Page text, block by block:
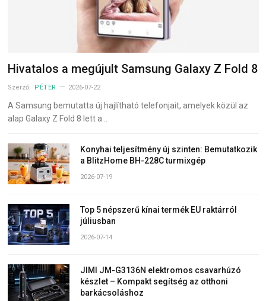
Hivatalos a megújult Samsung Galaxy Z Fold 8
Szerző: PÉTER 2026-07-22
A Samsung bemutatta új hajlítható telefonjait, amelyek közül az
alap Galaxy Z Fold 8 lett a…
Konyhai teljesítmény új szinten: Bemutatkozik
a BlitzHome BH-228C turmixgép
2026-07-19
Top 5 népszerű kínai termék EU raktárról
júliusban
2026-07-14
JIMI JM-G3136N elektromos csavarhúzó
készlet – Kompakt segítség az otthoni
barkácsoláshoz